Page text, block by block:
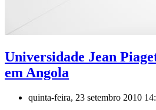
Universidade Jean
em Angola
quinta-feira, 23 setembro 2010